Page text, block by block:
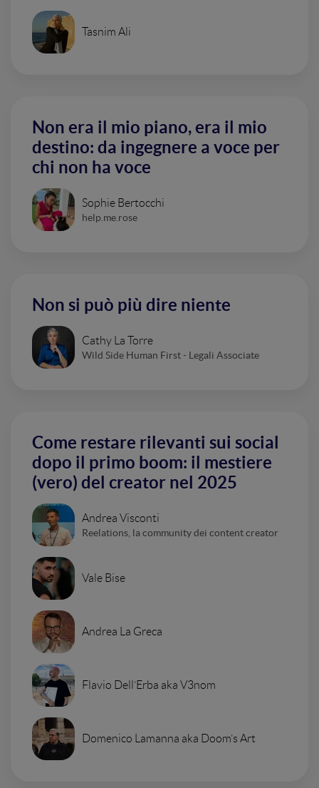
Tasnim Ali
Non era il mio piano, era il mio
destino: da ingegnere a voce per
chi non ha voce
Sophie Bertocchi
help.me.rose
Non si può più dire niente
Cathy La Torre
Wild Side Human First - Legali Associate
Come restare rilevanti sui social
dopo il primo boom: il mestiere
(vero) del creator nel 2025
Andrea Visconti
Reelations, la community dei content creator
Vale Bise
Andrea La Greca
Flavio Dell’Erba aka V3nom
Domenico Lamanna aka Doom’s Art